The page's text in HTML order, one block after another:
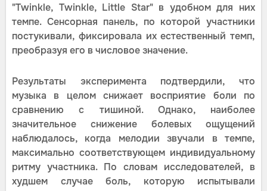
"Twinkle, Twinkle, Little Star" в удобном для них
темпе. Сенсорная панель, по которой участники
постукивали, фиксировала их естественный темп,
преобразуя его в числовое значение.
Результаты эксперимента подтвердили, что
музыка в целом снижает восприятие боли по
сравнению с тишиной. Однако, наиболее
значительное снижение болевых ощущений
наблюдалось, когда мелодии звучали в темпе,
максимально соответствующем индивидуальному
ритму участника. По словам исследователей, в
худшем случае боль, которую испытывали